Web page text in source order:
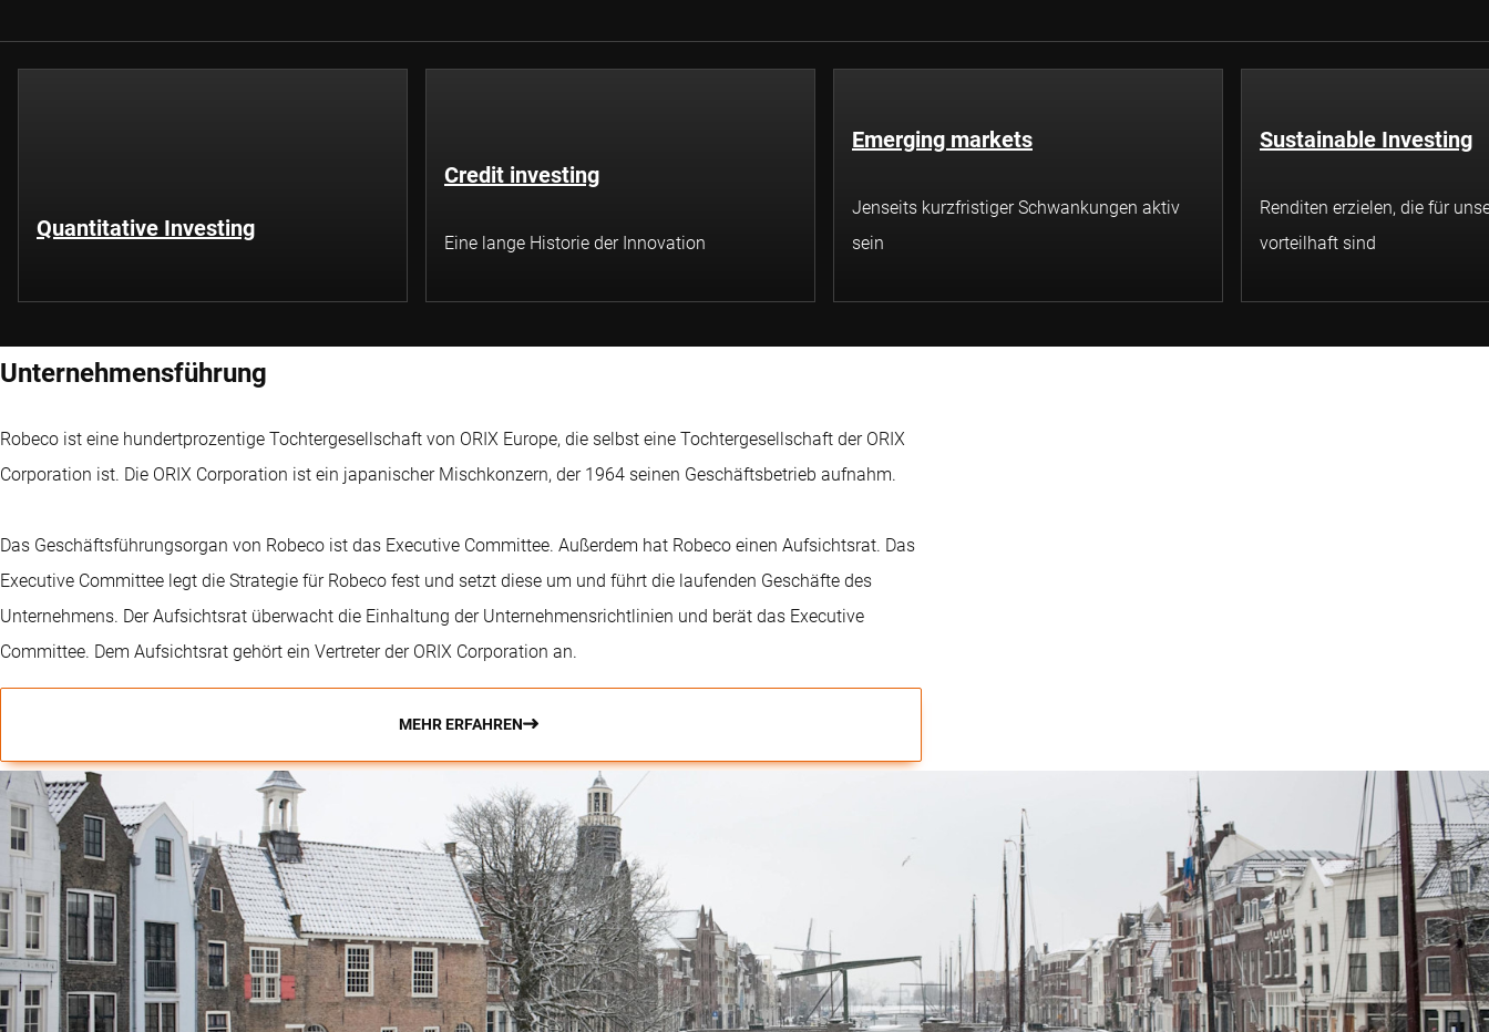
Quantitative Investing
Credit investing
Eine lange Historie der Innovation
Emerging markets
Jenseits kurzfristiger Schwankungen aktiv
sein
Sustainable Investing
Renditen erzielen, die für
vorteilhaft sind
Unternehmensführung
Robeco ist eine hundertprozentige Tochtergesellschaft von ORIX Europe, die selbst eine Tochtergesellschaft der ORIX
Corporation ist. Die ORIX Corporation ist ein japanischer Mischkonzern, der 1964 seinen Geschäftsbetrieb aufnahm.
Das Geschäftsführungsorgan von Robeco ist das Executive Committee. Außerdem hat Robeco einen Aufsichtsrat. Das
Executive Committee legt die Strategie für Robeco fest und setzt diese um und führt die laufenden Geschäfte des
Unternehmens. Der Aufsichtsrat überwacht die Einhaltung der Unternehmensrichtlinien und berät das Executive
Committee. Dem Aufsichtsrat gehört ein Vertreter der ORIX Corporation an.
MEHR ERFAHREN